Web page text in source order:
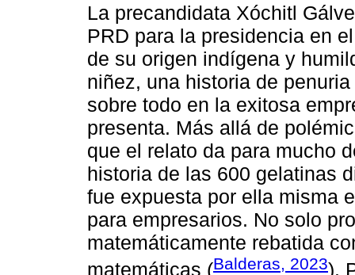
La precandidata Xóchitl
PRD para la presidencia en
de su origen indígena y
niñez, una historia de
sobre todo en la exitosa
presenta. Más allá de
que el relato da para mucho
historia de las 600 gelatinas
fue expuesta por ella misma
para empresarios. No solo
matemáticamente rebatida
matemáticas (Balderas, 2023).